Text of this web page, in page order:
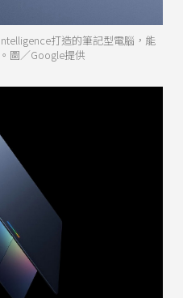
打造的筆記型電腦，能
圖／Google提供